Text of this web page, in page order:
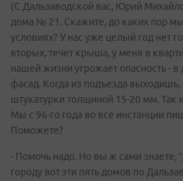
(С Дальзаводской вас, Юрий
дома № 21. Скажите, до каких пор
условиях? У нас уже целый год нет
вторых, течет крыша, у меня в
нашей жизни угрожает опасность -
фасад. Когда из подъезда выходишь,
штукатурки толщиной 15-20 мм. Так
Мы с 96-го года во все инстанции
Поможете?
- Помочь надо. Но вы ж сами знаете,
городу вот эти пять домов по